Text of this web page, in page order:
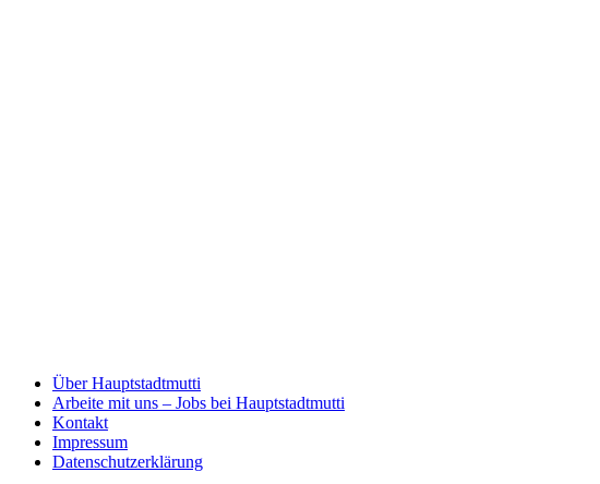
Über Hauptstadtmutti
Arbeite mit uns – Jobs bei Hauptstadtmutti
Kontakt
Impressum
Datenschutzerklärung